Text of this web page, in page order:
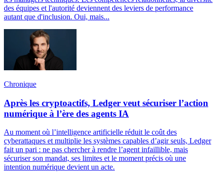
des équipes et l'autorité deviennent des leviers de performance
autant que d'inclusion. Oui, mais...
Chronique
Après les cryptoactifs, Ledger veut sécuriser l’action
numérique à l’ère des agents IA
Au moment où l’intelligence artificielle réduit le coût des
cyberattaques et multiplie les systèmes capables d’agir seuls, Ledger
fait un pari : ne pas chercher à rendre l’agent infaillible, mais
sécuriser son mandat, ses limites et le moment précis où une
intention numérique devient un acte.